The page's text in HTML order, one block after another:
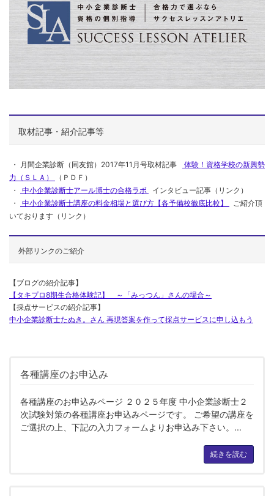
取材記事・紹介記事等
・ 月間企業診断（同友館）2017年11月号取材記事
体験！資格学校の新興勢
力（ＳＬＡ）
（ＰＤＦ）
・
中小企業診断士アール博士の合格ラボ
インタビュー記事（リンク）
・
中小企業診断士講座の料金相場と選び方【各予備校徹底比較】
ご紹介頂
いております（リンク）
外部リンクのご紹介
【ブログの紹介記事】
【タキプロ8期生合格体験記】 ～「みっつん」さんの場合～
【採点サービスの紹介記事】
中小企業診断士たぬき。さん 再現答案を作って採点サービスに申し込もう
各種講座のお申込み
各種講座のお申込みページ ２０２５年度 中小企業診断士２
次試験対策の各種講座お申込みページです。 ご希望の講座を
ご選択の上、下記の入力フォームよりお申込み下さい。...
続きを読む